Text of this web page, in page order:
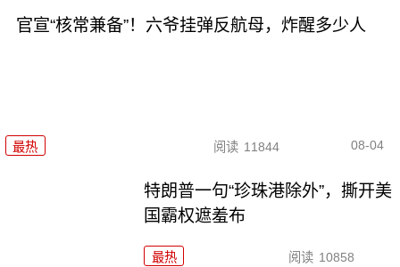
官宣“核常兼备”！六爷挂弹反航母，炸醒多少人
最热 阅读 11844 08-04
特朗普一句“珍珠港除外”，撕开美
国霸权遮羞布
最热 阅读 10858